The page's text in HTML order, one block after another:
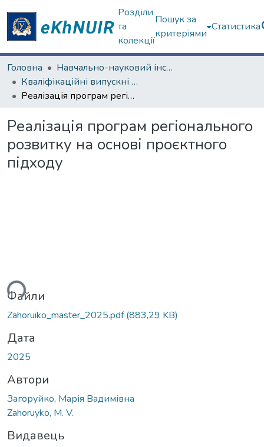
Розділи
та
колекції
Пошук за
критеріями
Статистика
Головна
Навчально-науковий інститут "Інститут державного управління"
Кваліфікаційні випускні роботи магістрів. Інститут державного управління
Реалізація програм регіонального розвитку на основі проєктного підходу
Реалізація програм регіонального
розвитку на основі проєктного
підходу
Файли
Zahoruiko_master_2025.pdf(883,29 KB)
Дата
2025
Автори
Загоруйко, Марія Вадимівна
Zahoruyko, M. V.
Видавець